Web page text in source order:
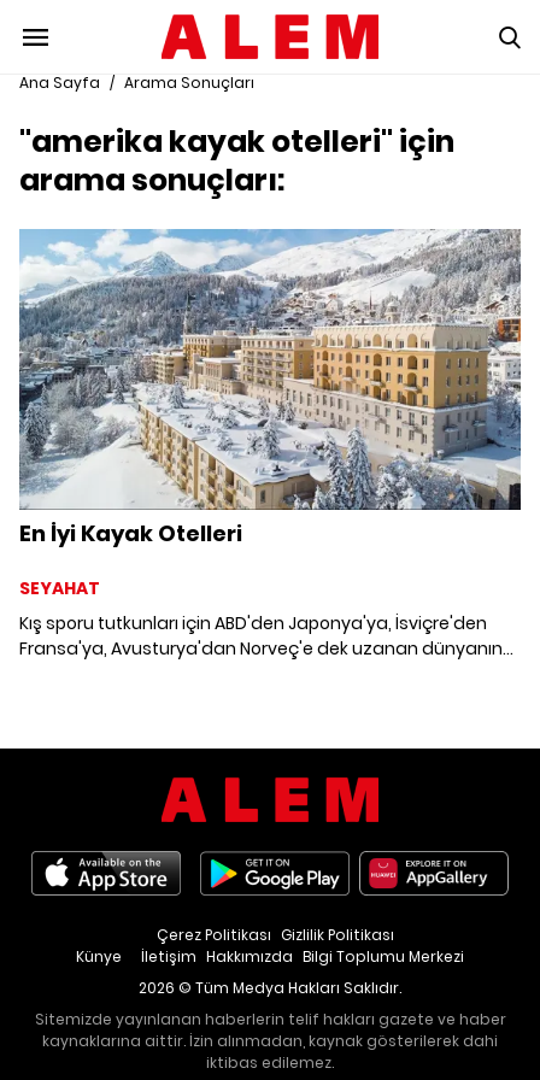
Ana Sayfa / Arama Sonuçları
"amerika kayak otelleri" için
arama sonuçları:
En İyi Kayak Otelleri
SEYAHAT
Kış sporu tutkunları için ABD'den Japonya'ya, İsviçre'den
Fransa'ya, Avusturya'dan Norveç'e dek uzanan dünyanın
Künye İletişim Hakkımızda Bilgi Toplumu Merkezi
Çerez Politikası Gizlilik Politikası
2026 © Tüm Medya Hakları Saklıdır.
Sitemizde yayınlanan haberlerin telif hakları gazete ve haber
kaynaklarına aittir. İzin alınmadan, kaynak gösterilerek dahi
iktibas edilemez.